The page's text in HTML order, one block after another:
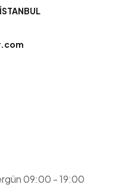
09:00 - 19:00